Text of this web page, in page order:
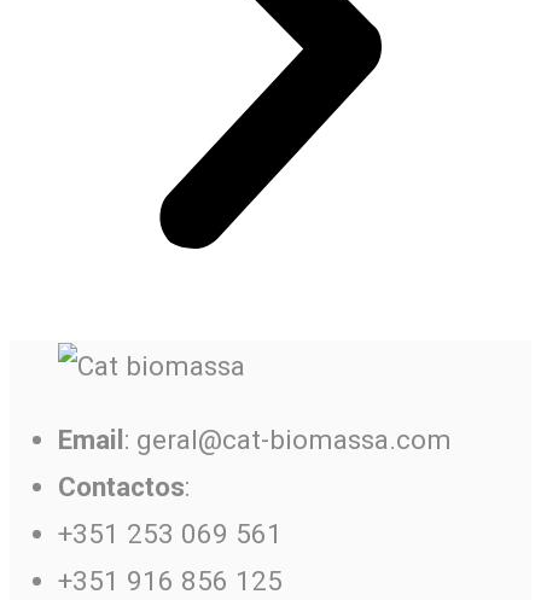
Email : geral@cat-biomassa.com
Contactos:
+351 253 069 561
+351 916 856 125